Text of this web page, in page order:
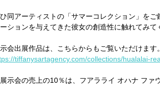
同アーティストの「サマーコレクション」を
ションを与えてきた彼女の創造性に触れてみて
会出展作品は、こちらからもご覧いただけます。
tiffanysartagency.com/collections/hualalai-
示会の売上の10％は、フアラライ オハナ ファ